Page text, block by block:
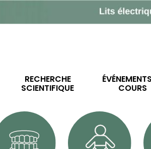
RECHERCHE
SCIENTIFIQUE COURS